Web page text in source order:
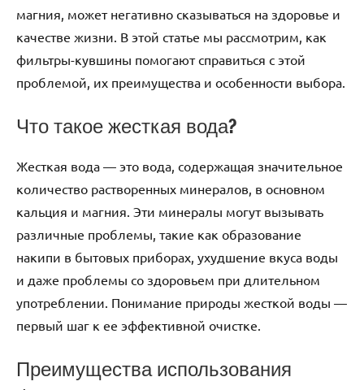
магния, может негативно сказываться на здоровье и
качестве жизни. В этой статье мы рассмотрим, как
фильтры-кувшины помогают справиться с этой
проблемой, их преимущества и особенности выбора.
Что такое жесткая вода?
Жесткая вода — это вода, содержащая значительное
количество растворенных минералов, в основном
кальция и магния. Эти минералы могут вызывать
различные проблемы, такие как образование
накипи в бытовых приборах, ухудшение вкуса воды
и даже проблемы со здоровьем при длительном
употреблении. Понимание природы жесткой воды —
первый шаг к ее эффективной очистке.
Преимущества использования